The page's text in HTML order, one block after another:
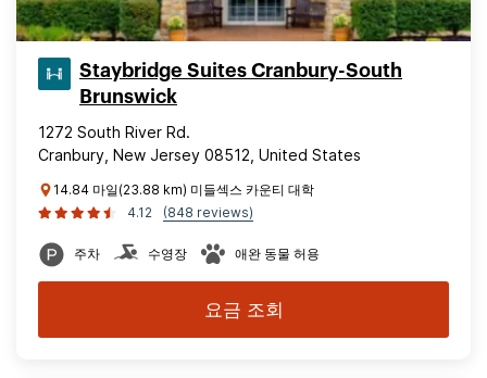
Staybridge Suites Cranbury-South
Brunswick
1272 South River Rd.
Cranbury, New Jersey 08512, United States
14.84 마일(23.88 km) 미들섹스 카운티 대학
4.12
(848 reviews)
주차 수영장 애완 동물 허용
요금 조회